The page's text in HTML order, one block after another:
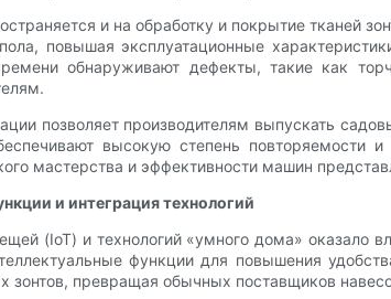
и на обработку и покрытие тканей
повышая эксплуатационные
обнаруживают дефекты, такие как
позволяет производителям выпускать
высокую степень повторяемости и
мастерства и эффективности машин
и интеграция технологий
(IoT) и технологий «умного дома»
функции для повышения
зонтов, превращая обычных поставщиков